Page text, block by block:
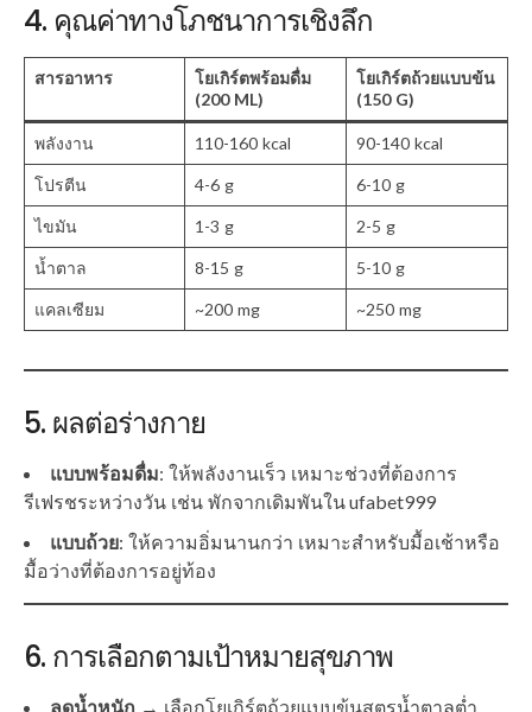
4. คุณค่าทางโภชนาการเชิงลึก
สารอาหาร
โยเกิร์ตพร้อมดื่ม
(200 ML)
โยเกิร์ตถ้วยแบบข้น
(150 G)
พลังงาน 110-160 kcal 90-140 kcal
โปรตีน 4-6 g 6-10 g
ไขมัน 1-3 g 2-5 g
น้ำตาล 8-15 g 5-10 g
แคลเซียม ~200 mg ~250 mg
5. ผลต่อร่างกาย
แบบพร้อมดื่ม: ให้พลังงานเร็ว เหมาะช่วงที่ต้องการ
รีเฟรชระหว่างวัน เช่น พักจากเดิมพันใน ufabet999
แบบถ้วย: ให้ความอิ่มนานกว่า เหมาะสำหรับมื้อเช้าหรือ
มื้อว่างที่ต้องการอยู่ท้อง
6. การเลือกตามเป้าหมายสุขภาพ
ลดน้ำหนัก → เลือกโยเกิร์ตถ้วยแบบข้นสูตรน้ำตาลต่ำ